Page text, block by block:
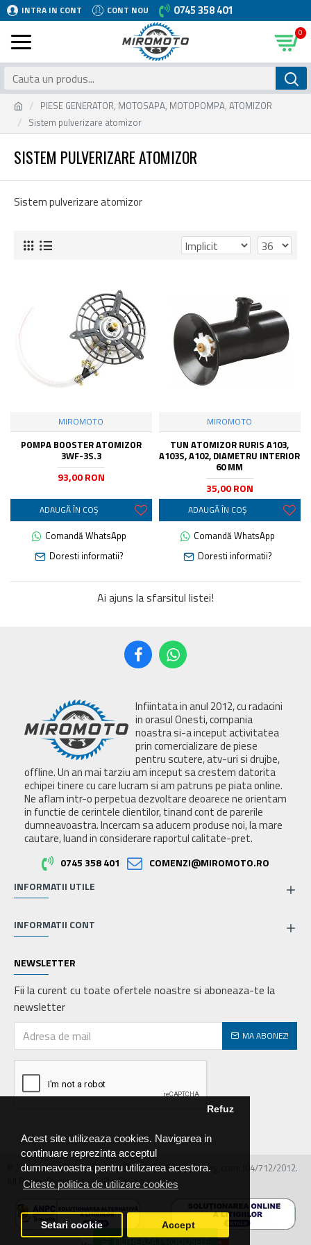
Acest site utilizeaza cookies. Navigarea in
continuare reprezinta acceptul
dumneavoastra pentru utilizarea acestora.
Citeste politica de utilizare cookies
Refuz
Setari cookie Accept
INTRA IN CONT CONT NOU 0745 358 401
0
PIESE GENERATOR, MOTOSAPA, MOTOPOMPA, ATOMIZOR
Sistem pulverizare atomizor
SISTEM PULVERIZARE ATOMIZOR
Sistem pulverizare atomizor
MIROMOTO
POMPA BOOSTER ATOMIZOR
3WF-3S.3
93,00 RON
ADAUGĂ ÎN COŞ
Comandă WhatsApp
Doresti informatii?
MIROMOTO
TUN ATOMIZOR RURIS A103,
A103S, A102, DIAMETRU INTERIOR
60 MM
35,00 RON
ADAUGĂ ÎN COŞ
Comandă WhatsApp
Doresti informatii?
Ai ajuns la sfarsitul listei!
Infiintata in anul 2012, cu radacini
in orasul Onesti, compania
noastra si-a inceput activitatea
prin comercializare de piese
pentru scutere, atv-uri si drujbe,
offline. Un an mai tarziu am inceput sa crestem datorita
echipei tinere cu care lucram si am patruns pe piata online.
Ne aflam intr-o perpetua dezvoltare deoarece ne orientam
in functie de cerintele clientilor, tinand cont de parerile
dumneavoastra. Incercam sa aducem produse noi, la mare
cautare, luand in considerare raportul calitate-pret.
0745 358 401
COMENZI@MIROMOTO.RO
INFORMATII UTILE
INFORMATII CONT
NEWSLETTER
Fii la curent cu toate ofertele noastre si aboneaza-te la
newsletter
MA ABONEZ!
© 2026 MIRALEX PARTS SRL, CIF: RO30468586, Nr.reg.com: J04/712/2012.
All Rights Reserved - by DevPro.ro
FILTREAZA PRODUSELE